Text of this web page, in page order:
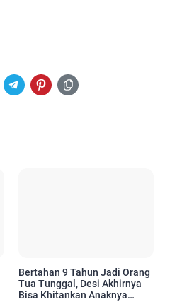
Bertahan 9 Tahun Jadi Orang
Tua Tunggal, Desi Akhirnya
Bisa Khitankan Anaknya